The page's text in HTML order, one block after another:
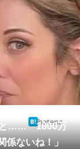
と…… 1800万
係ないね！」
hatena